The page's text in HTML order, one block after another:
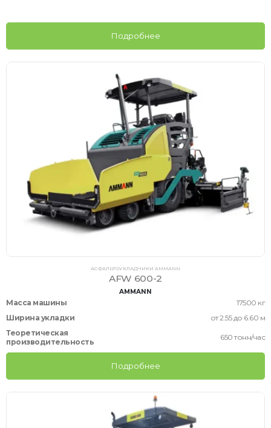
Подробнее
АСФАЛЬТОУКЛАДЧИКИ AMMANN
AFW 600-2
AMMANN
Масса машины
17500 кг
Ширина укладки
от 2.55 до 6.60 м
Теоретическая
производительность
650 тонн/час
Подробнее